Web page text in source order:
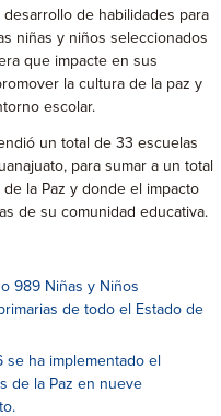
de habilidades para
niñas y niños seleccionados
que impacte en sus
la cultura de la paz y
escolar.
un total de 33 escuelas
para sumar a un total
la Paz y donde el impacto
de su comunidad educativa.
989 Niñas y Niños
de todo el Estado de
se ha implementado el
de la Paz en nueve